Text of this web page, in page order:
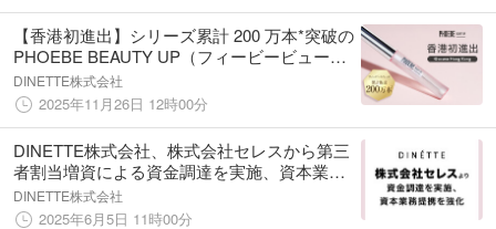
【香港初進出】シリーズ累計 200 万本*突破の
PHOEBE BEAUTY UP（フィービービューテ
ィーアップ）、@cosme HONG KONG で展
開スタート！
DINETTE株式会社
2025年11月26日 12時00分
DINETTE株式会社、株式会社セレスから第三
者割当増資による資金調達を実施、資本業務
提携を強化
DINETTE株式会社
2025年6月5日 11時00分